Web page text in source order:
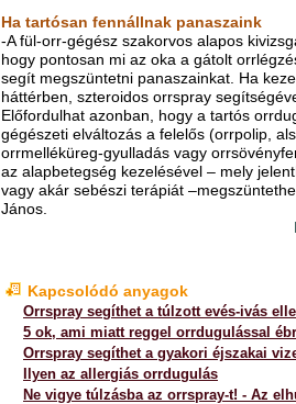
Ha tartósan fennállnak panaszaink
-A fül-orr-gégész szakorvos alapos
hogy pontosan mi az oka a gátolt
segít megszüntetni panaszainkat. Ha
háttérben, szteroidos orrspray
Előfordulhat azonban, hogy a tartós
gégészeti elváltozás a felelős (orrpolip,
orrmelléküreg-gyulladás vagy
az alapbetegség kezelésével – mely
vagy akár sebészi terápiát
János.
Kapcsolódó anyagok
Orrspray segíthet a túlzott evés-ivás
5 ok, ami miatt reggel orrdugulással
Orrspray segíthet a gyakori éjszakai
Ilyen az allergiás orrdugulás
Ne vigye túlzásba az orrspray-t! - Az